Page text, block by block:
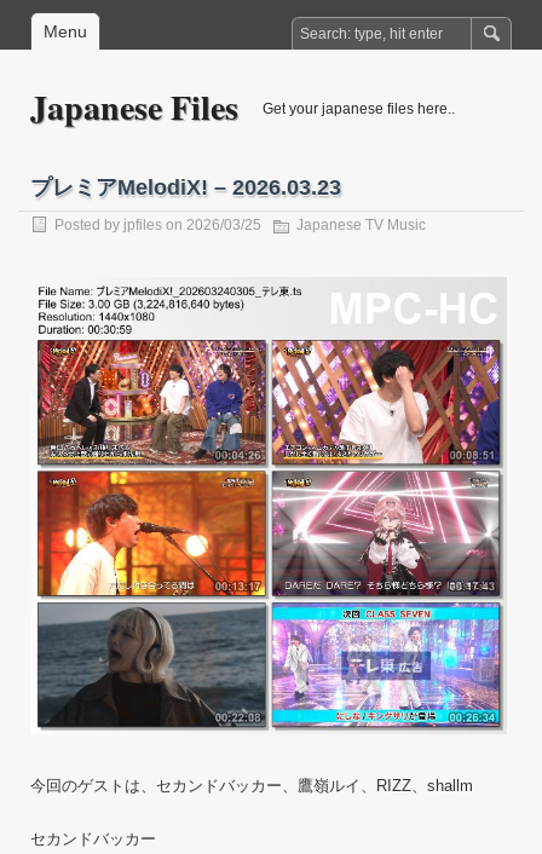
Menu
Japanese Files Get your japanese files here..
プレミアMelodiX! – 2026.03.23
Posted by jpfiles on 2026/03/25 Japanese TV Music
今回のゲストは、セカンドバッカー、鷹嶺ルイ、RIZZ、shallm
セカンドバッカー